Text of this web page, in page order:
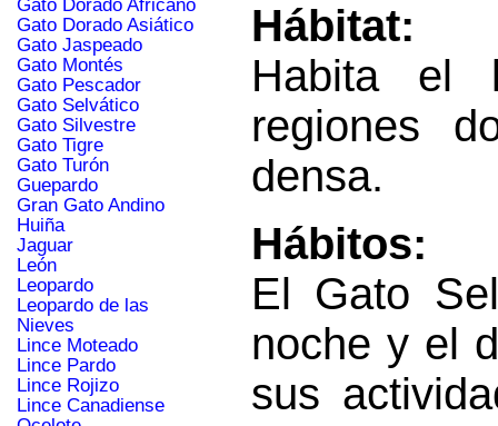
Gato Dorado Africano
Gato Dorado Asiático
Gato Jaspeado
Gato Montés
Gato Pescador
Gato Selvático
Gato Silvestre
Gato Tigre
Gato Turón
Guepardo
Gran Gato Andino
Huiña
Jaguar
León
Leopardo
Leopardo de las
Nieves
Lince Moteado
Lince Pardo
Lince Rojizo
Lince Canadiense
Hábitat:
Habita el
regiones
densa.
Hábitos:
El Gato
noche y el
sus